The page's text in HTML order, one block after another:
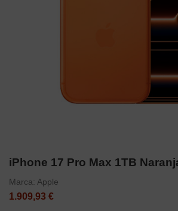
iPhone 17 Pro Max 1TB
Marca: Apple
1.909,93 €